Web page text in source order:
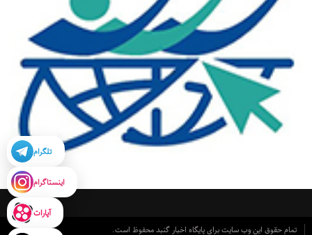
تمام حقوق این وب سایت برای پایگاه اخبار گنبد محفوظ است.
تلگرام
اینستاگرام
آپارات